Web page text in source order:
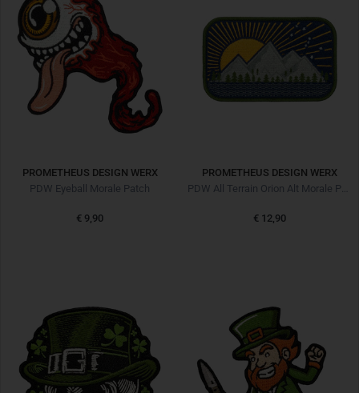
PROMETHEUS DESIGN WERX
PDW Eyeball Morale Patch
€ 9,90
PROMETHEUS DESIGN WERX
€ 12,90